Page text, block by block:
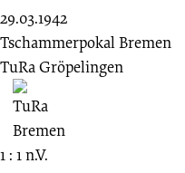
29.03.1942
Tschammerpokal Bremen
TuRa Gröpelingen
1 : 1 n.V.